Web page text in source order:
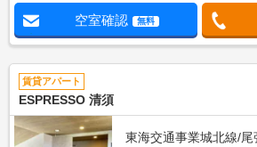
空室確認 無料
賃貸アパート
ESPRESSO 清須
東海交通事業城北線/